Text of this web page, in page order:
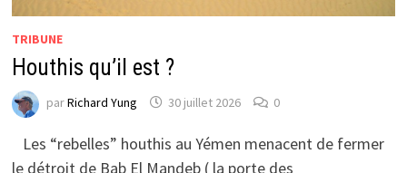
TRIBUNE
Houthis qu’il est ?
parRichard Yung 30 juillet 2026 0
Les “rebelles” houthis au Yémen menacent de fermer
le détroit de Bab El Mandeb ( la porte des